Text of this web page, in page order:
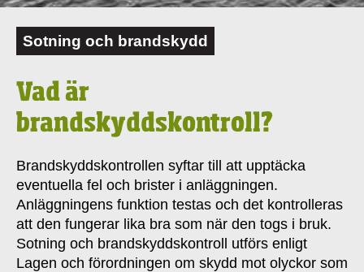
Sotning och brandskydd
Vad är
brandskyddskontroll?
Brandskyddskontrollen syftar till att upptäcka
eventuella fel och brister i anläggningen.
Anläggningens funktion testas och det kontrolleras
att den fungerar lika bra som när den togs i bruk.
Sotning och brandskyddskontroll utförs enligt
Lagen och förordningen om skydd mot olyckor som